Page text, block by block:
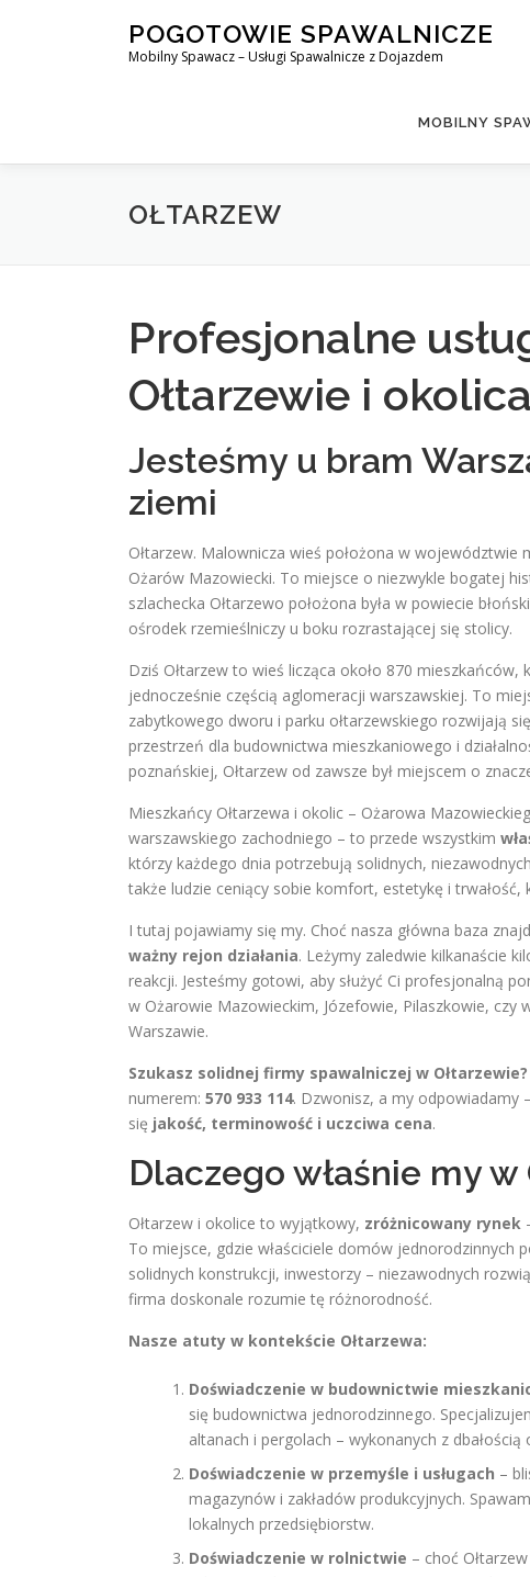
POGOTOWIE SPAWALNICZE
Mobilny Spawacz – Usługi Spawalnicze z Dojazdem
MOBILNY
OŁTARZEW
Profesjonalne
Ołtarzewie i
Jesteśmy u bram
ziemi
Ołtarzew. Malownicza wieś położona w
Ożarów Mazowiecki. To miejsce o niezwykle bogatej
szlachecka Ołtarzewo położona była w powiecie
ośrodek rzemieślniczy u boku rozrastającej się stolicy.
Dziś Ołtarzew to wieś licząca około 870 mieszkańców,
jednocześnie częścią aglomeracji warszawskiej. To
zabytkowego dworu i parku ołtarzewskiego rozwijają
przestrzeń dla budownictwa mieszkaniowego i
poznańskiej, Ołtarzew od zawsze był miejscem o
Mieszkańcy Ołtarzewa i okolic – Ożarowa
warszawskiego zachodniego – to przede wszystkim
którzy każdego dnia potrzebują solidnych,
także ludzie ceniący sobie komfort, estetykę i
I tutaj pojawiamy się my. Choć nasza główna baza
ważny rejon działania. Leżymy zaledwie kilkanaście
reakcji. Jesteśmy gotowi, aby służyć Ci profesjonalną
w Ożarowie Mazowieckim, Józefowie, Pilaszkowie,
Warszawie.
Szukasz solidnej firmy spawalniczej w Ołtarzewie?
numerem: 570 933 114. Dzwonisz, a my odpowiadamy
się jakość, terminowość i uczciwa cena.
Dlaczego właśnie my w
Ołtarzew i okolice to wyjątkowy, zróżnicowany rynek
To miejsce, gdzie właściciele domów jednorodzinnych
solidnych konstrukcji, inwestorzy – niezawodnych
firma doskonale rozumie tę różnorodność.
Nasze atuty w kontekście Ołtarzewa:
Doświadczenie w budownictwie
się budownictwa jednorodzinnego.
altanach i pergolach – wykonanych z dbałością
Doświadczenie w przemyśle i usługach –
magazynów i zakładów produkcyjnych.
lokalnych przedsiębiorstw.
Doświadczenie w rolnictwie – choć